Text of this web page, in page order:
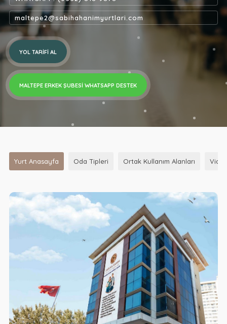
maltepe2@sabihahanimyurtlari.com
YOL TARIFI AL
MALTEPE ERKEK ŞUBESI WHATSAPP DESTEK
Yurt Anasayfa Oda Tipleri Ortak Kullanım Alanları